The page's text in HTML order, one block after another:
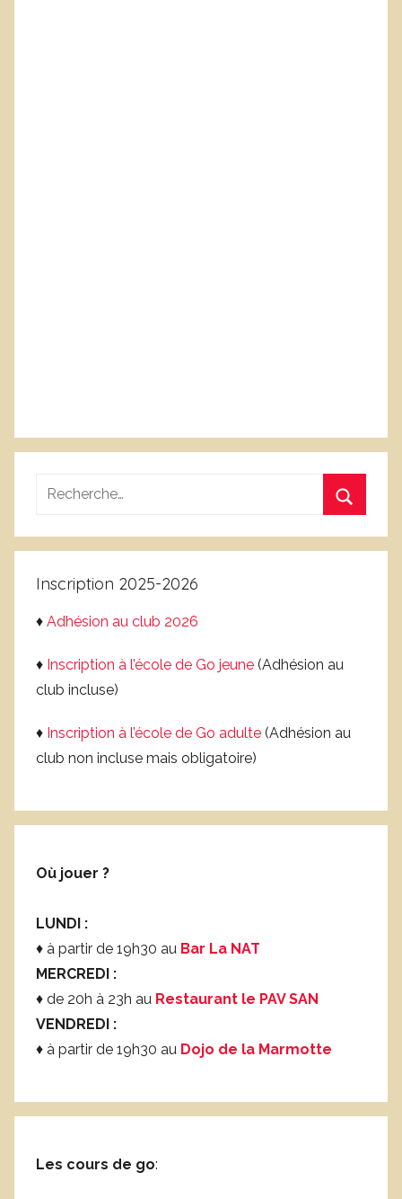
Recherche
:
Inscription 2025-2026
♦ Adhésion au club 2026
♦ Inscription à l’école de Go jeune (Adhésion au
club incluse)
♦ Inscription à l’école de Go adulte (Adhésion au
club non incluse mais obligatoire)
Où jouer ?
LUNDI :
♦ à partir de 19h30 au Bar La NAT
MERCREDI :
♦ de 20h à 23h au Restaurant le PAV SAN
VENDREDI :
♦ à partir de 19h30 au Dojo de la Marmotte
Les cours de go: